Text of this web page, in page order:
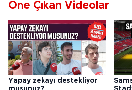
Öne Çıkan Videolar
Yapay zekayı destekliyor
musunuz?